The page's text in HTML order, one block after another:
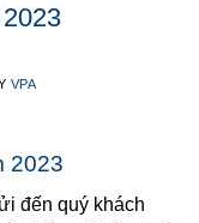
VPA
2023
đến quý khách